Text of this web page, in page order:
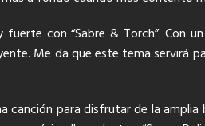
con “Sabre & Torch”. Con
Me da que este tema servirá
canción para disfrutar de la